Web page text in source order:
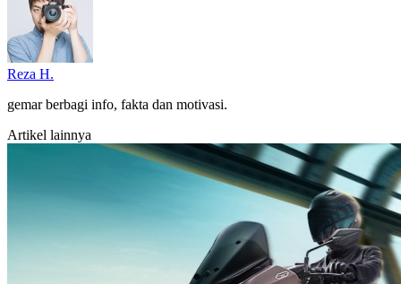
Reza H.
gemar berbagi info, fakta dan motivasi.
Artikel lainnya